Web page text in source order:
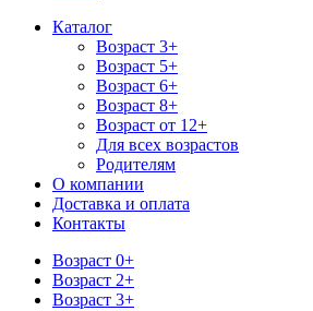
Каталог
Возраст 3+
Возраст 5+
Возраст 6+
Возраст 8+
Возраст от 12+
Для всех возрастов
Родителям
О компании
Доставка и оплата
Контакты
Возраст 0+
Возраст 2+
Возраст 3+